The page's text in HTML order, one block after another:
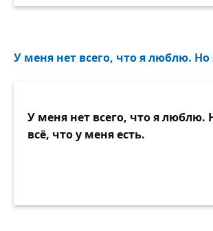
У меня нет всего, что я люблю.
У меня нет всего, что я люблю.
всё, что у меня есть.